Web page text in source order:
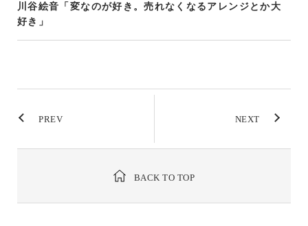
川谷絵音「変なのが好き。売れなくなるアレンジとか大
好き」
PREV NEXT
BACK TO TOP